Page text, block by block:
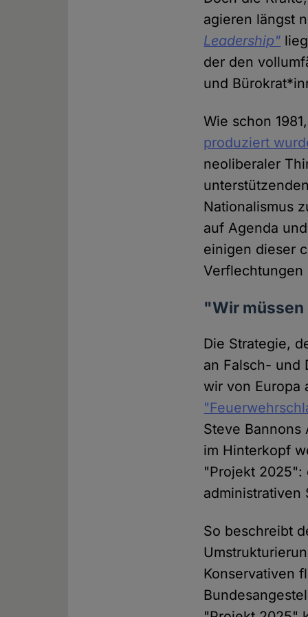
agieren längst
Leadership"
der den
und
Wie schon
produziert
neoliberaler
Nationalismus
auf Agenda
einigen dieser
"Wir müssen
Die Strategie,
an Falsch- und
wir von Europa
Steve Bannons
im Hinterkopf
"Projekt 2025":
administrativen
So beschreibt
Konservativen